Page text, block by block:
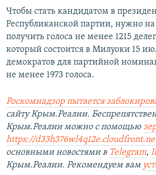
Чтобы стать кандидатом в
Республиканской партии, нужно
получить голоса не менее 1215
который состоится в Милуоки 15
демократов для партийной
не менее 1973 голоса.
Роскомнадзор пытается
сайту Крым.Реалии.
Крым.Реалии можно с помощью
https://
основными новостями в Telegram,
Крым.Реалии. Рекомендуем вам